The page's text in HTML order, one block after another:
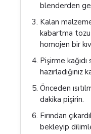
blenderden
Kalan
kabartma
homojen bir
Pişirme kağıdı
hazırladığınız
Önceden
dakika pişirin.
Fırından
bekleyip